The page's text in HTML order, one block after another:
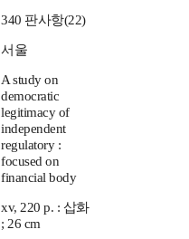
340 판사항(22)
서울
A study on
democratic
legitimacy of
independent
regulatory :
focused on
financial body
xv, 220 p. : 삽화
; 26 cm